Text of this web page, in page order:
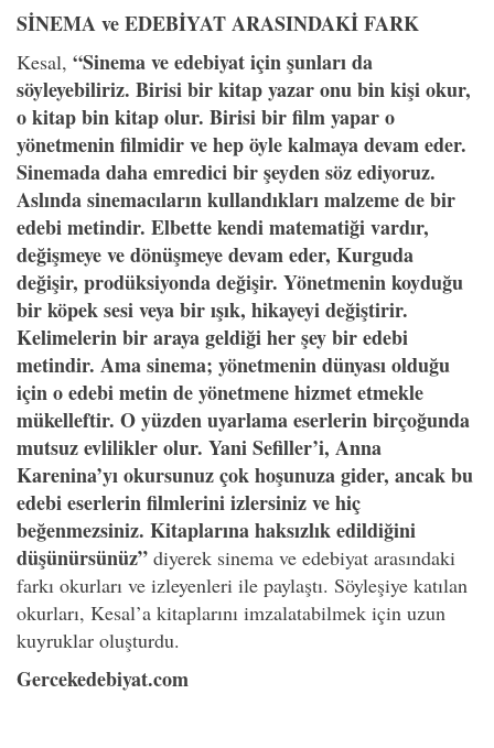
SİNEMA ve EDEBİYAT ARASINDAKİ FARK
Kesal, “Sinema ve edebiyat için şunları da
söyleyebiliriz. Birisi bir kitap yazar onu bin kişi okur,
o kitap bin kitap olur. Birisi bir film yapar o
yönetmenin filmidir ve hep öyle kalmaya devam eder.
Sinemada daha emredici bir şeyden söz ediyoruz.
Aslında sinemacıların kullandıkları malzeme de bir
edebi metindir. Elbette kendi matematiği vardır,
değişmeye ve dönüşmeye devam eder, Kurguda
değişir, prodüksiyonda değişir. Yönetmenin koyduğu
bir köpek sesi veya bir ışık, hikayeyi değiştirir.
Kelimelerin bir araya geldiği her şey bir edebi
metindir. Ama sinema; yönetmenin dünyası olduğu
için o edebi metin de yönetmene hizmet etmekle
mükelleftir. O yüzden uyarlama eserlerin birçoğunda
mutsuz evlilikler olur. Yani Sefiller’i, Anna
Karenina’yı okursunuz çok hoşunuza gider, ancak bu
edebi eserlerin filmlerini izlersiniz ve hiç
beğenmezsiniz. Kitaplarına haksızlık edildiğini
düşünürsünüz” diyerek sinema ve edebiyat arasındaki
farkı okurları ve izleyenleri ile paylaştı. Söyleşiye katılan
okurları, Kesal’a kitaplarını imzalatabilmek için uzun
kuyruklar oluşturdu.
Gercekedebiyat.com